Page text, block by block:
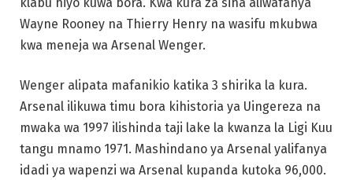
Wayne Rooney na Thierry Henry na wasifu mkubwa
kwa meneja wa Arsenal Wenger.
Wenger alipata mafanikio katika 3 shirika la kura.
Arsenal ilikuwa timu bora kihistoria ya Uingereza na
mwaka wa 1997 ilishinda taji lake la kwanza la Ligi Kuu
tangu mnamo 1971. Mashindano ya Arsenal yalifanya
idadi ya wapenzi wa Arsenal kupanda kutoka 96,000.